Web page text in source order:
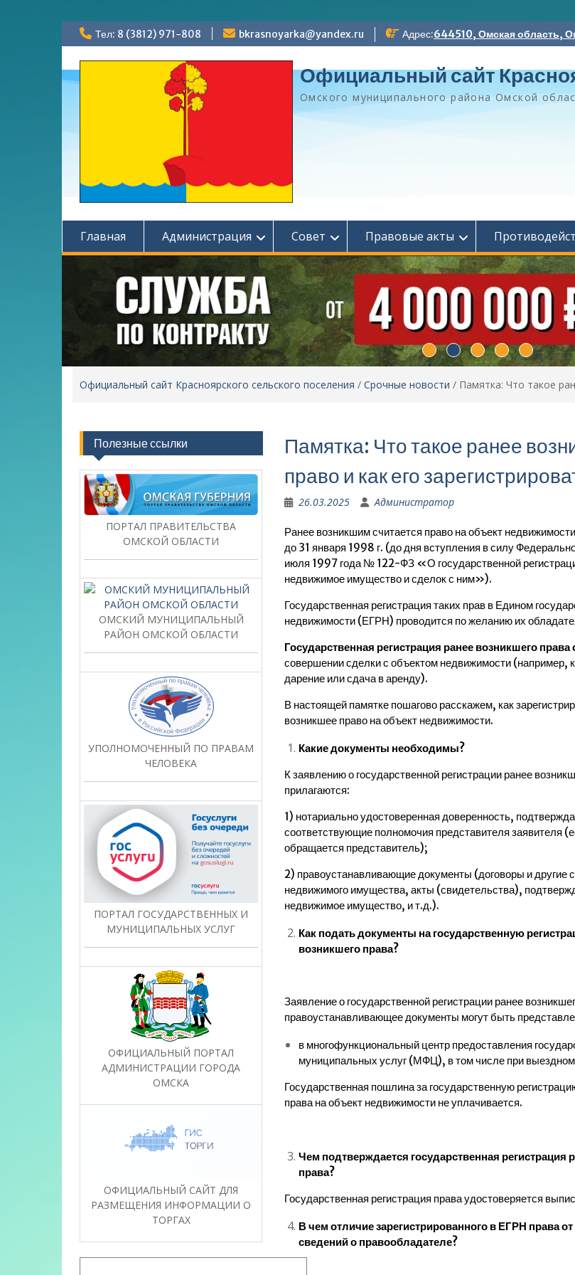
Перейти
к
содержимому
Тел: 8 (3812) 971-808 bkrasnoyarka@yandex.ru Адрес:644510, Омская область,
Официальный сайт
Омского муниципального района Омской
Главная Администрация Совет Правовые акты
Официальный сайт Красноярского сельского поселения / Срочные новости / Памятка: Что такое
Памятка: Что такое ранее
право и как его
26.03.2025 Администратор
Ранее возникшим считается право на объект
до 31 января 1998 г. (до дня вступления в силу
июля 1997 года № 122-ФЗ «О государственной
недвижимое имущество и сделок с ним»).
Государственная регистрация таких прав в Едином
недвижимости (ЕГРН) проводится по желанию их
Государственная регистрация ранее возникшего права
совершении сделки с объектом недвижимости (например,
дарение или сдача в аренду).
В настоящей памятке пошагово расскажем, как
возникшее право на объект недвижимости.
Какие документы необходимы?
К заявлению о государственной регистрации ранее
прилагаются:
1) нотариально удостоверенная доверенность,
соответствующие полномочия представителя заявителя
обращается представитель);
2) правоустанавливающие документы (договоры и другие
недвижимого имущества, акты (свидетельства),
недвижимое имущество, и т.д.).
Как подать документы на государственную
возникшего права?
Заявление о государственной регистрации ранее
правоустанавливающее документы могут быть
в многофункциональный центр предоставления
муниципальных услуг (МФЦ), в том числе при
Государственная пошлина за государственную
права на объект недвижимости не уплачивается.
Чем подтверждается государственная регистрация
права?
Государственная регистрация права удостоверяется
В чем отличие зарегистрированного в ЕГРН права
сведений о правообладателе?
Полезные ссылки
ПОРТАЛ ПРАВИТЕЛЬСТВА
ОМСКОЙ ОБЛАСТИ
ОМСКИЙ МУНИЦИПАЛЬНЫЙ
РАЙОН ОМСКОЙ ОБЛАСТИ
УПОЛНОМОЧЕННЫЙ ПО ПРАВАМ
ЧЕЛОВЕКА
ПОРТАЛ ГОСУДАРСТВЕННЫХ И
МУНИЦИПАЛЬНЫХ УСЛУГ
ОФИЦИАЛЬНЫЙ ПОРТАЛ
АДМИНИСТРАЦИИ ГОРОДА
ОМСКА
ОФИЦИАЛЬНЫЙ САЙТ ДЛЯ
РАЗМЕЩЕНИЯ ИНФОРМАЦИИ О
ТОРГАХ